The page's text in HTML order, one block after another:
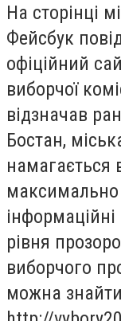
На сторінці
Фейсбук
офіційний
виборчої
відзначав
Бостан,
намагається
максимально
рівня
виборчого
можна